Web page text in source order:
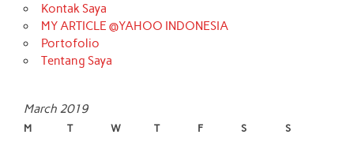
Kontak Saya
MY ARTICLE @YAHOO INDONESIA
Portofolio
Tentang Saya
March 2019
M T W T F S S